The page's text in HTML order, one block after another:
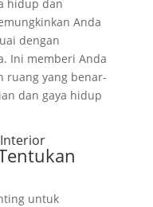
hidup dan
Anda
dengan
Ini memberi Anda
ruang yang benar-
dan gaya hidup
Interior
untuk